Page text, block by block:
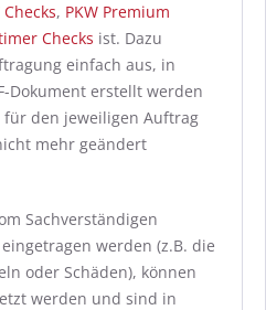
Checks, PKW Premium
Checks ist. Dazu
einfach aus, in
Dokument erstellt werden
für den jeweiligen Auftrag
mehr geändert
Sachverständigen
werden (z.B. die
oder Schäden), können
werden und sind in